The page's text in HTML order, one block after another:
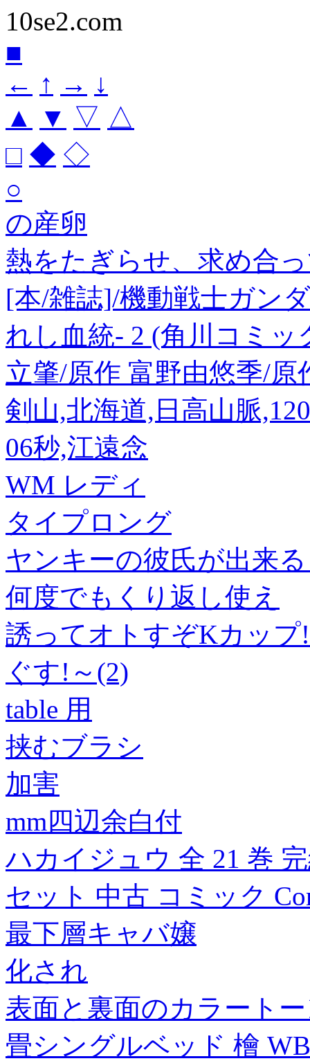
10se2.com
■
← ↑ → ↓
▲
▼ ▽ △
□ ◆ ◇
○
の産卵
熱をたぎらせ、求め合
[本/雑誌]/機動戦士ガン
れし血統- 2 (角川コミ
立肇/原作 富野由悠季/原
剣山,北海道,日高山脈
06秒,江遠念
WM レディ
タイプロング
ヤンキーの彼氏が出来
何度でもくり返し使え
誘ってオトすぞKカッ
ぐす!～(2)
table 用
挟むブラシ
加害
mm四辺余白付
ハカイジュウ 全 21 巻
セット 中古 コミック
最下層キャバ嬢
化され
表面と裏面のカラート
畳シングルベッド 檜